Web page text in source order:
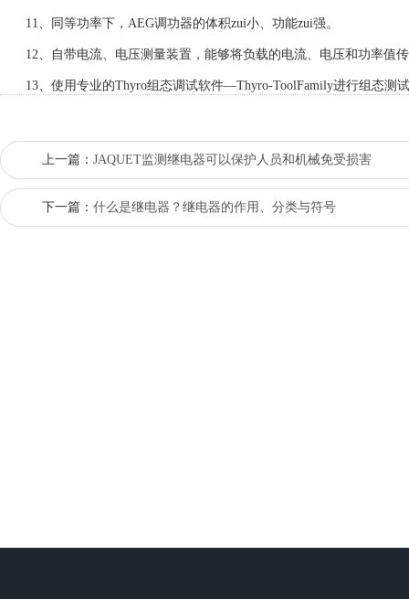
11、同等功率下，AEG调功器的体积zui小、功能zui强。
12、自带电流、电压测量装置，能够将负载的电流、电压和功率值
13、使用专业的Thyro组态调试软件—Thyro-ToolFamily进行组态测
上一篇： JAQUET监测继电器可以保护人员和机械免受损害
下一篇： 什么是继电器？继电器的作用、分类与符号